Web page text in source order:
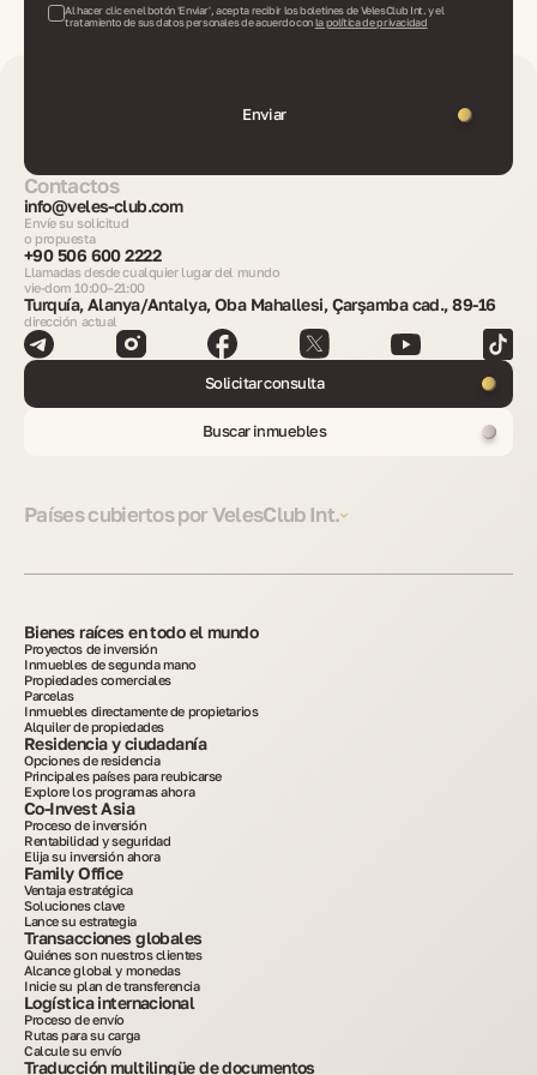
Al hacer clic en el botón 'Enviar', acepta recibir los boletines de VelesClub Int. y el
tratamiento de sus datos personales de acuerdo conla política de privacidad
Enviar
Contactos
info@veles-club.com
Envíe su solicitud
o propuesta
+90 506 600 2222
Llamadas desde cualquier lugar del mundo
vie-dom 10:00–21:00
Turquía, Alanya/Antalya, Oba Mahallesi, Çarşamba cad., 89-16
dirección actual
Solicitar consulta
Buscar inmuebles
Países cubiertos por VelesClub Int.
Bienes raíces en todo el mundo
Proyectos de inversión
Inmuebles de segunda mano
Propiedades comerciales
Parcelas
Inmuebles directamente de propietarios
Alquiler de propiedades
Residencia y ciudadanía
Opciones de residencia
Principales países para reubicarse
Explore los programas ahora
Co-Invest Asia
Proceso de inversión
Rentabilidad y seguridad
Elija su inversión ahora
Family Office
Ventaja estratégica
Soluciones clave
Lance su estrategia
Transacciones globales
Quiénes son nuestros clientes
Alcance global y monedas
Inicie su plan de transferencia
Logística internacional
Proceso de envío
Rutas para su carga
Calcule su envío
Traducción multilingüe de documentos